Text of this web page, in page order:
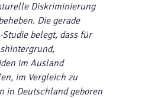
Diskriminierung
Die gerade
belegt, dass für
im Ausland
im Vergleich zu
in Deutschland geboren